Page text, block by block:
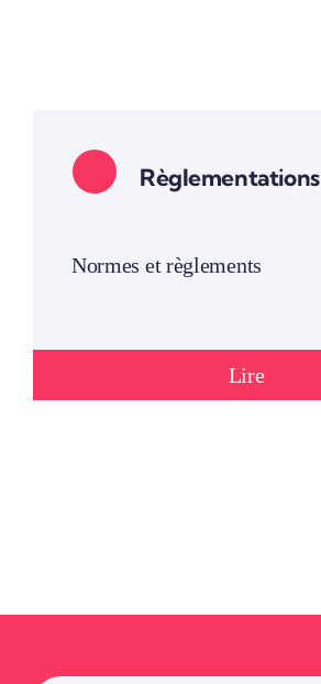
Règlementations
Normes et règlements
Lire